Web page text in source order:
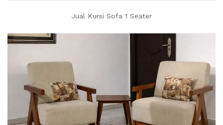
Jual Kursi Sofa 1 Seater